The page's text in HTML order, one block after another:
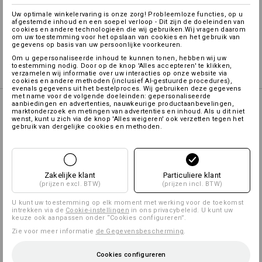
Zelf vormgeven
Logoservice
MIX & MATCH
Halterschort e.s.fusion,
dames
Voorbindschorten
e.s.fusion, dames
Uw optimale winkelervaring is onze zorg! Probleemloze functies, op u
afgestemde inhoud en een soepel verloop - Dit zijn de doeleinden van
cookies en andere technologieën die wij gebruiken.Wij vragen daarom
om uw toestemming voor het opslaan van cookies en het gebruik van
gegevens op basis van uw persoonlijke voorkeuren.
Om u gepersonaliseerde inhoud te kunnen tonen, hebben wij uw
toestemming nodig. Door op de knop 'Alles accepteren' te klikken,
verzamelen wij informatie over uw interacties op onze website via
cookies en andere methoden (inclusief AI-gestuurde procedures),
evenals gegevens uit het bestelproces. Wij gebruiken deze gegevens
met name voor de volgende doeleinden: gepersonaliseerde
aanbiedingen en advertenties, nauwkeurige productaanbevelingen,
marktonderzoek en metingen van advertenties en inhoud. Als u dit niet
wenst, kunt u zich via de knop 'Alles weigeren' ook verzetten tegen het
gebruik van dergelijke cookies en methoden.
Zakelijke klant
(prijzen excl. BTW)
Particuliere klant
(prijzen incl. BTW)
U kunt uw toestemming op elk moment met werking voor de toekomst
intrekken via de Cookie-instellingen in ons privacybeleid. U kunt uw
keuze ook aanpassen onder “Cookies configureren”.
Zie voor meer informatie de Gegevensbescherming
Cookies configureren